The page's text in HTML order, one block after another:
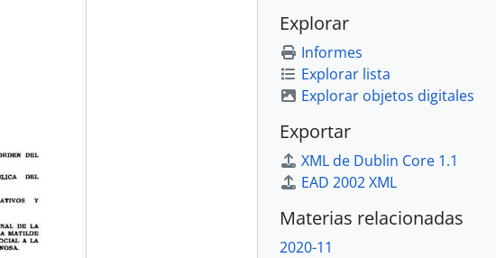
Explorar
Informes
Explorar lista
Explorar objetos digitales
Exportar
XML de Dublin Core 1.1
EAD 2002 XML
Materias relacionadas
2020-11